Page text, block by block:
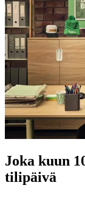
Joka kuun
tilipäivä